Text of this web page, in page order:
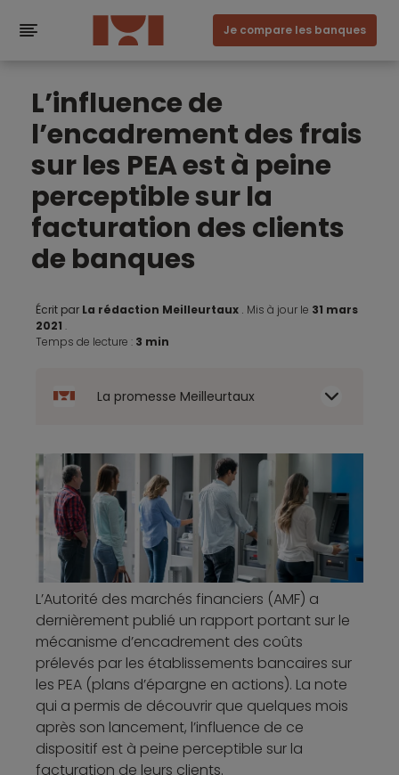
Je compare les banques
L’influence de
l’encadrement des frais
sur les PEA est à peine
perceptible sur la
facturation des clients
de banques
Écrit par La rédaction Meilleurtaux . Mis à jour le 31 mars
2021 .
Temps de lecture : 3 min
La promesse Meilleurtaux
L’Autorité des marchés financiers (AMF) a
dernièrement publié un rapport portant sur le
mécanisme d’encadrement des coûts
prélevés par les établissements bancaires sur
les PEA (plans d’épargne en actions). La note
qui a permis de découvrir que quelques mois
après son lancement, l’influence de ce
dispositif est à peine perceptible sur la
facturation de leurs clients.